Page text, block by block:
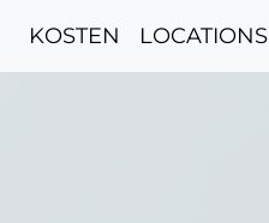
KOSTEN LOCATIONS